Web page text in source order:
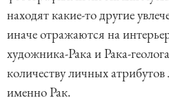
находят какие-то другие
иначе отражаются на
художника-Рака и Рака-
количеству личных атрибутов
именно Рак.